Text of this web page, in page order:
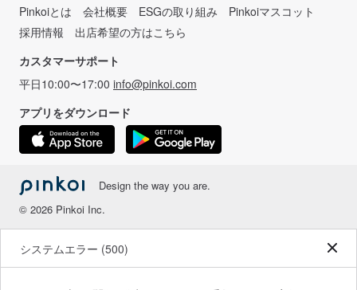
Pinkoiとは
会社概要 ESGの取り組み
Pinkoiマスコット
採用情報
出店希望の方はこちら
カスタマーサポート
平日10:00〜17:00 info@pinkoi.com
アプリをダウンロード
Design the way you are.
© 2026 Pinkoi Inc.
システムエラー (500)